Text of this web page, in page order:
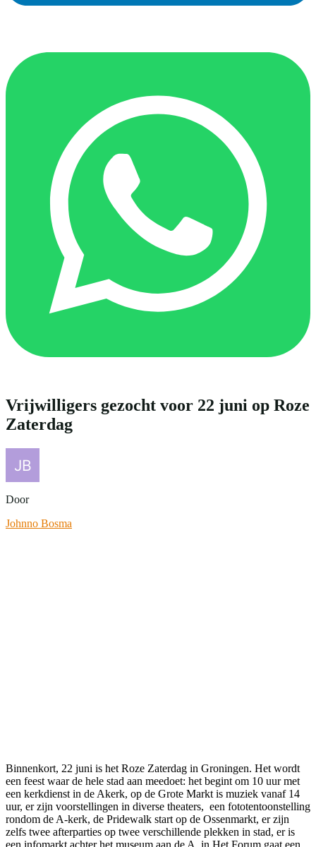
Vrijwilligers gezocht voor 22 juni op Roze
Zaterdag
Door
Johnno Bosma
Binnenkort, 22 juni is het Roze Zaterdag in Groningen. Het wordt
een feest waar de hele stad aan meedoet: het begint om 10 uur met
een kerkdienst in de Akerk, op de Grote Markt is muziek vanaf 14
uur, er zijn voorstellingen in diverse theaters, een fototentoonstelling
rondom de A-kerk, de Pridewalk start op de Ossenmarkt, er zijn
zelfs twee afterparties op twee verschillende plekken in stad, er is
een infomarkt achter het museum aan de A, in Het Forum gaat een